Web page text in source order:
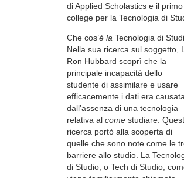
di Applied Scholastics e il primo
college per la Tecnologia di
Che cos’è la Tecnologia di
Nella sua ricerca sul soggetto,
Ron Hubbard scoprì che la
principale incapacità dello
studente di assimilare e usare
efficacemente i dati era
dall’assenza di una tecnologia
relativa al come studiare.
ricerca portò alla scoperta di
quelle che sono note come le
barriere allo studio. La
di Studio, o Tech di Studio,